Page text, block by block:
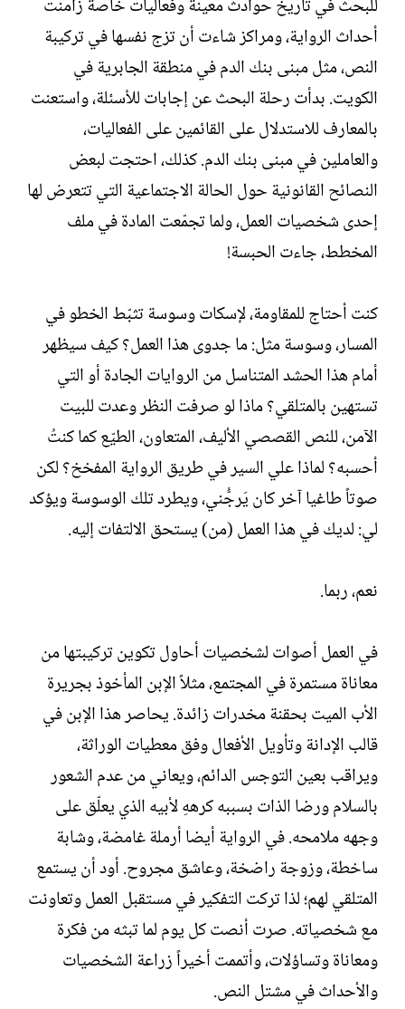
للبحث في تاريخ حوادث معينة وفعاليات خاصة زامنت
أحداث الرواية، ومراكز شاءت أن تزج نفسها في تركيبة
النص، مثل مبنى بنك الدم في منطقة الجابرية في
الكويت. بدأت رحلة البحث عن إجابات للأسئلة، واستعنت
بالمعارف للاستدلال على القائمين على الفعاليات،
والعاملين في مبنى بنك الدم. كذلك، احتجت لبعض
النصائح القانونية حول الحالة الاجتماعية التي تتعرض لها
إحدى شخصيات العمل، ولما تجمّعت المادة في ملف
المخطط، جاءت الحبسة!
كنت أحتاج للمقاومة، لإسكات وسوسة تثبّط الخطو في
المسار، وسوسة مثل: ما جدوى هذا العمل؟ كيف سيظهر
أمام هذا الحشد المتناسل من الروايات الجادة أو التي
تستهين بالمتلقي؟ ماذا لو صرفت النظر وعدت للبيت
الآمن، للنص القصصي الأليف، المتعاون، الطيّع كما كنتُ
أحسبه؟ لماذا علي السير في طريق الرواية المفخخ؟ لكن
صوتاً طاغيا آخر كان يَرجُّني، ويطرد تلك الوسوسة ويؤكد
لي: لديك في هذا العمل (من) يستحق الالتفات إليه.
نعم، ربما.
في العمل أصوات لشخصيات أحاول تكوين تركيبتها من
معاناة مستمرة في المجتمع، مثلاً الإبن المأخوذ بجريرة
الأب الميت بحقنة مخدرات زائدة. يحاصر هذا الإبن في
قالب الإدانة وتأويل الأفعال وفق معطيات الوراثة،
ويراقب بعين التوجس الدائم، ويعاني من عدم الشعور
بالسلام ورضا الذات بسببه كرههِ لأبيه الذي يعلّق على
وجهه ملامحه. في الرواية أيضا أرملة غامضة، وشابة
ساخطة، وزوجة راضخة، وعاشق مجروح. أود أن يستمع
المتلقي لهم؛ لذا تركت التفكير في مستقبل العمل وتعاونت
مع شخصياته. صرت أنصت كل يوم لما تبثه من فكرة
ومعاناة وتساؤلات، وأتممت أخيراً زراعة الشخصيات
والأحداث في مشتل النص.